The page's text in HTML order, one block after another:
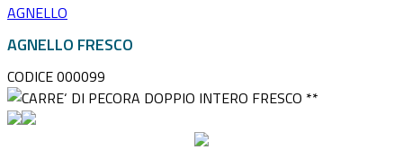
AGNELLO
AGNELLO FRESCO
CODICE 000099